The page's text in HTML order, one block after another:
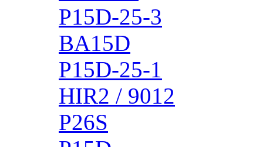
P15D-25-3
BA15D
P15D-25-1
HIR2 / 9012
P26S